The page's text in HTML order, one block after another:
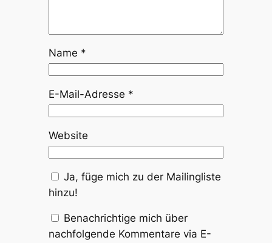
Name *
E-Mail-Adresse *
Website
Ja, füge mich zu der Mailingliste
hinzu!
Benachrichtige mich über
nachfolgende Kommentare via E-